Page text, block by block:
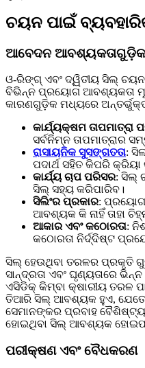
ଚୟନ ପାଇଁ
ଆବେଦନ
ଓ-ରିଙ୍ଗ୍ ଏବଂ ଦ୍ୱିତୀୟ ସିଲ୍
ବିଭିନ୍ନ ପ୍ରୟୋଗ ଆବଶ୍ୟକତା
କାରଣଗୁଡ଼ିକ ମଧ୍ୟରେ
କାର୍ଯ୍ୟକ୍ଷମ ତାପମାତ୍ରା
ସର୍ବନିମ୍ନ ତାପମାତ୍ରାର
ରାସାୟନିକ ସୁସଙ୍ଗତତା:
ପଦାର୍ଥ ସହିତ କିପରି
କାର୍ଯ୍ୟ ଚାପ ପରିସର: ସିଲ୍
ସିଲ୍ ସହ୍ୟ କରିପାରିବ।
ସିଲିଂର ପ୍ରକାର: ପ୍ରୟୋଗ
ଆବଶ୍ୟକ କି ନାହିଁ ତାହା
ଆକାର ଏବଂ କଠୋରତା:
କଠୋରତା ନିର୍ଦ୍ଦିଷ୍ଟ
ସିଲ୍ ହେଉଥିବା ତରଳର ପ୍ରକୃତି
ସାନ୍ଦ୍ରତା ଏବଂ ଘୃଣ୍ୟତାରେ
ଏସିଡିକ୍ କିମ୍ବା କ୍ଷାରୀୟ ତରଳ
ତିଆରି ସିଲ୍ ଆବଶ୍ୟକ ହୁଏ,
ସେମାନଙ୍କର ପ୍ରବାହ
ହୋଇଥିବା ସିଲ୍ ଆବଶ୍ୟକ
ପରୀକ୍ଷଣ ଏବଂ ବୈଧକରଣ